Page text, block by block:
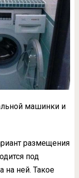
машинки и
размещения
под
на ней. Такое